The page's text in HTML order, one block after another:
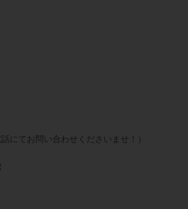
にてお問い合わせくださいませ！）